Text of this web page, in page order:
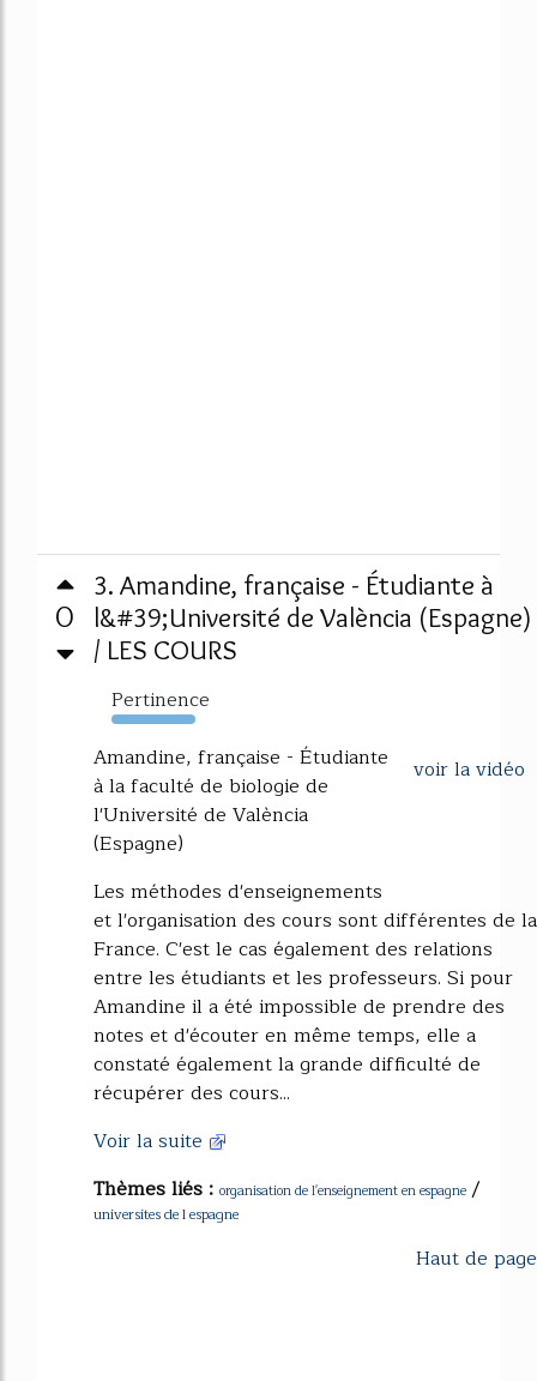
0
3. Amandine, française - Étudiante à
l&#39;Université de València (Espagne)
/ LES COURS
Pertinence
264%
voir la vidéo
Amandine, française - Étudiante
à la faculté de biologie de
l'Université de València
(Espagne)
Les méthodes d'enseignements
et l'organisation des cours sont différentes de la
France. C'est le cas également des relations
entre les étudiants et les professeurs. Si pour
Amandine il a été impossible de prendre des
notes et d'écouter en même temps, elle a
constaté également la grande difficulté de
récupérer des cours...
Voir la suite
Thèmes liés : organisation de l'enseignement en espagne /
universites de l espagne
Haut de page